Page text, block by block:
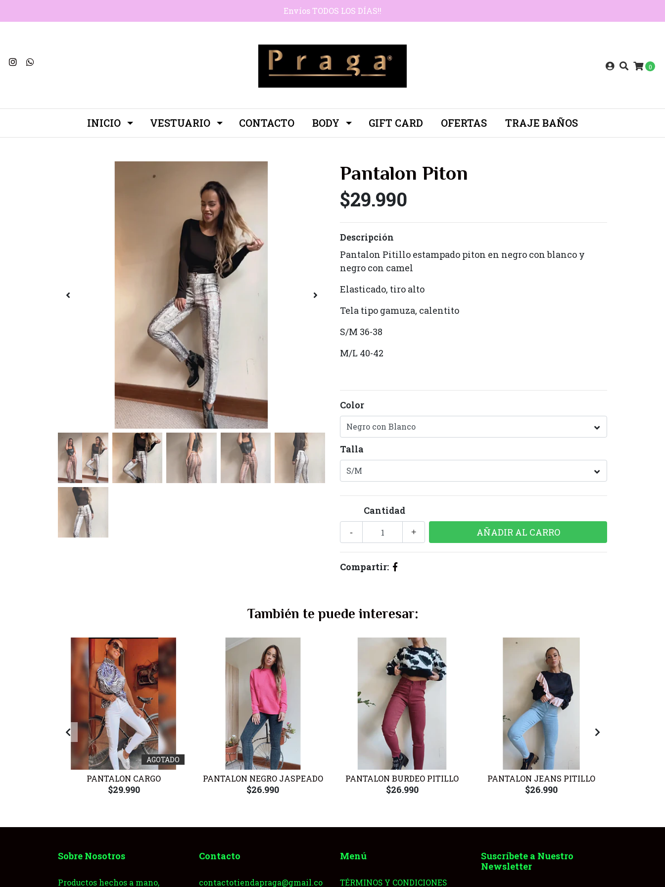
Envíos TODOS LOS DÍAS!!
0
INICIO VESTUARIO CONTACTO BODY GIFT CARD OFERTAS TRAJE BAÑOS
Pantalon Piton
$29.990
Descripción
Pantalon Pitillo estampado piton en negro con blanco y
negro con camel
Elasticado, tiro alto
Tela tipo gamuza, calentito
S/M 36-38
M/L 40-42
Color
Talla
Cantidad
+
-
Compartir:
También te puede interesar:
AGOTADO
PANTALON CARGO
$29.990
PANTALON NEGRO JASPEADO
$26.990
PANTALON BURDEO PITILLO
$26.990
PANTALON JEANS PITILLO
$26.990
Sobre Nosotros
Productos hechos a mano,
Contacto
contactotiendapraga@gmail.co
Menú
TÉRMINOS Y CONDICIONES
Suscríbete a Nuestro
Newsletter